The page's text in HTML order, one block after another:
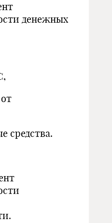
денежных
средства.